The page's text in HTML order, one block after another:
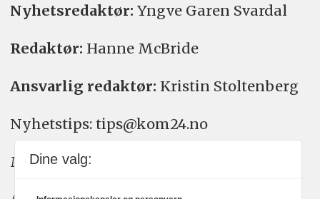
Nyhetsredaktør: Yngve Garen Svardal
Redaktør: Hanne McBride
Ansvarlig redaktør: Kristin Stoltenberg
Nyhetstips: tips@kom24.no
Meninger: meninger@kom24.no
Dine valg: